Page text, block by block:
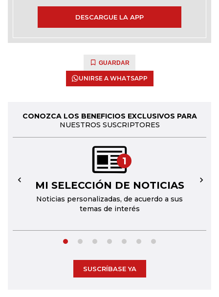
DESCARGUE LA APP
GUARDAR
UNIRSE A WHATSAPP
CONOZCA LOS BENEFICIOS EXCLUSIVOS PARA
NUESTROS SUSCRIPTORES
1
MI SELECCIÓN DE NOTICIAS
Noticias personalizadas, de acuerdo a sus
temas de interés
← →
SUSCRÍBASE YA